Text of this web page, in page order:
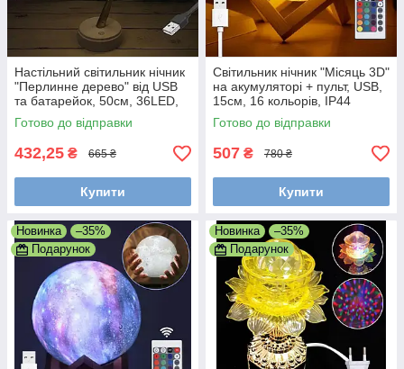
Настільний світильник нічник
"Перлинне дерево" від USB
та батарейок, 50см, 36LED,
Теплий білий
Готово до відправки
432,25 ₴ 665 ₴
Купити
Світильник нічник "Місяць 3D"
на акумуляторі + пульт, USB,
15см, 16 кольорів, IP44
Готово до відправки
507 ₴ 780 ₴
Купити
Новинка
–35%
Подарунок
Новинка
–35%
Подарунок